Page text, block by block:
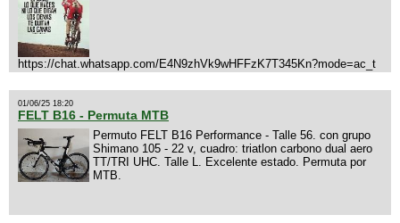
https://chat.whatsapp.com/E4N9zhVk9wHFFzK7T345Kn?mode=ac_t
01/06/25 18:20
FELT B16 - Permuta MTB
Permuto FELT B16 Performance - Talle 56. con grupo
Shimano 105 - 22 v, cuadro: triatlon carbono dual aero
TT/TRI UHC. Talle L. Excelente estado. Permuta por
MTB.